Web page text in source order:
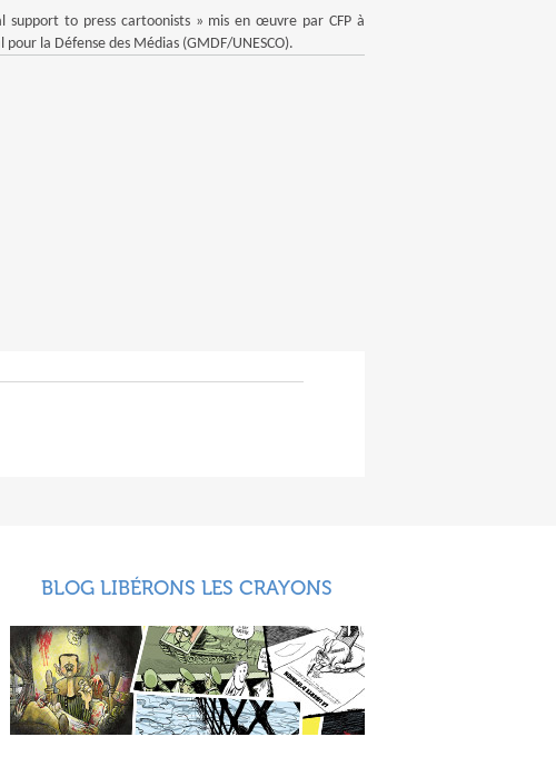
to press cartoonists » mis en œuvre par CFP à
la Défense des Médias (GMDF/UNESCO).
BLOG LIBÉRONS LES CRAYONS